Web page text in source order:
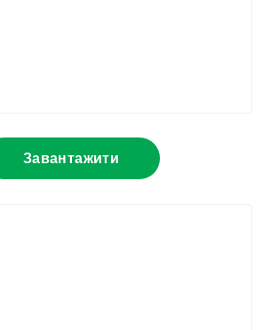
Завантажити